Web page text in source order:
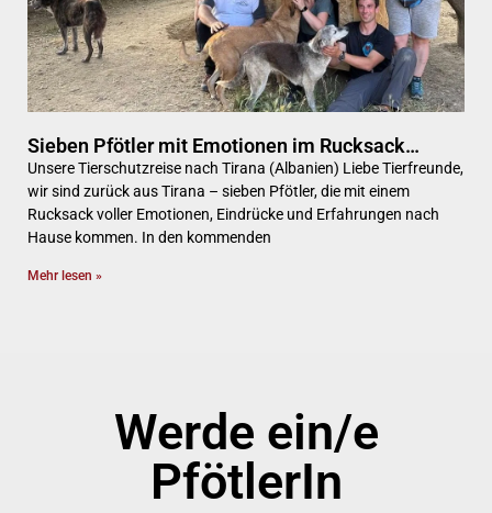
Sieben Pfötler mit Emotionen im Rucksack…
Unsere Tierschutzreise nach Tirana (Albanien) Liebe Tierfreunde,
wir sind zurück aus Tirana – sieben Pfötler, die mit einem
Rucksack voller Emotionen, Eindrücke und Erfahrungen nach
Hause kommen. In den kommenden
Mehr lesen »
Werde ein/e
PfötlerIn